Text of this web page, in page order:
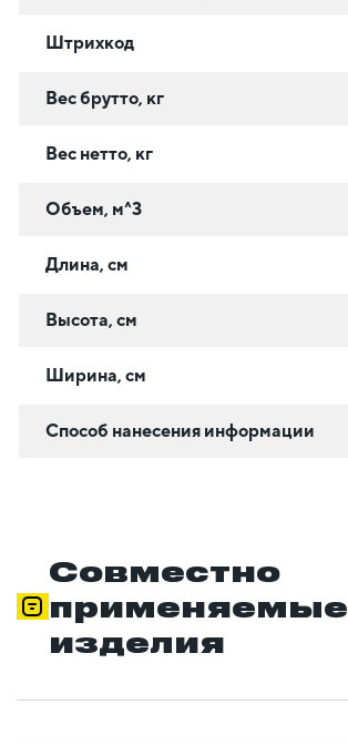
Штрихкод
Вес брутто, кг
Вес нетто, кг
Объем, м^3
Длина, см
Высота, см
Ширина, см
Способ нанесения информации
Совместно
применяемые
изделия